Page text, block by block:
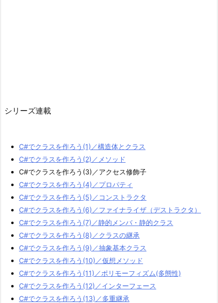
シリーズ連載
C#でクラスを作ろう(1)／構造体とクラス
C#でクラスを作ろう(2)／メソッド
C#でクラスを作ろう(3)／アクセス修飾子
C#でクラスを作ろう(4)／プロパティ
C#でクラスを作ろう(5)／コンストラクタ
C#でクラスを作ろう(6)／ファイナライザ（デストラクタ）
C#でクラスを作ろう(7)／静的メンバ・静的クラス
C#でクラスを作ろう(8)／クラスの継承
C#でクラスを作ろう(9)／抽象基本クラス
C#でクラスを作ろう(10)／仮想メソッド
C#でクラスを作ろう(11)／ポリモーフィズム(多態性)
C#でクラスを作ろう(12)／インターフェース
C#でクラスを作ろう(13)／多重継承